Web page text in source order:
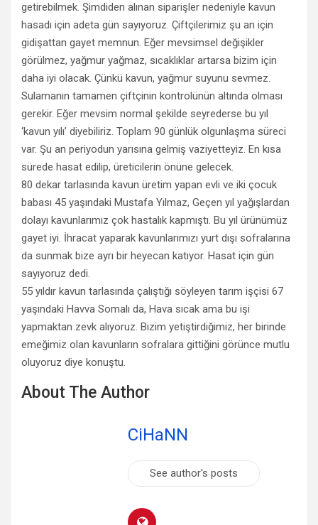
getirebilmek. Şimdiden alınan siparişler nedeniyle kavun
hasadı için adeta gün sayıyoruz. Çiftçilerimiz şu an için
gidişattan gayet memnun. Eğer mevsimsel değişikler
görülmez, yağmur yağmaz, sıcaklıklar artarsa bizim için
daha iyi olacak. Çünkü kavun, yağmur suyunu sevmez.
Sulamanın tamamen çiftçinin kontrolünün altında olması
gerekir. Eğer mevsim normal şekilde seyrederse bu yıl
‘kavun yılı’ diyebiliriz. Toplam 90 günlük olgunlaşma süreci
var. Şu an periyodun yarısına gelmiş vaziyetteyiz. En kısa
sürede hasat edilip, üreticilerin önüne gelecek.
80 dekar tarlasında kavun üretim yapan evli ve iki çocuk
babası 45 yaşındaki Mustafa Yılmaz, Geçen yıl yağışlardan
dolayı kavunlarımız çok hastalık kapmıştı. Bu yıl ürünümüz
gayet iyi. İhracat yaparak kavunlarımızı yurt dışı sofralarına
da sunmak bize ayrı bir heyecan katıyor. Hasat için gün
sayıyoruz dedi.
55 yıldır kavun tarlasında çalıştığı söyleyen tarım işçisi 67
yaşındaki Havva Somalı da, Hava sıcak ama bu işi
yapmaktan zevk alıyoruz. Bizim yetiştirdiğimiz, her birinde
emeğimiz olan kavunların sofralara gittiğini görünce mutlu
oluyoruz diye konuştu.
About The Author
CiHaNN
See author's posts